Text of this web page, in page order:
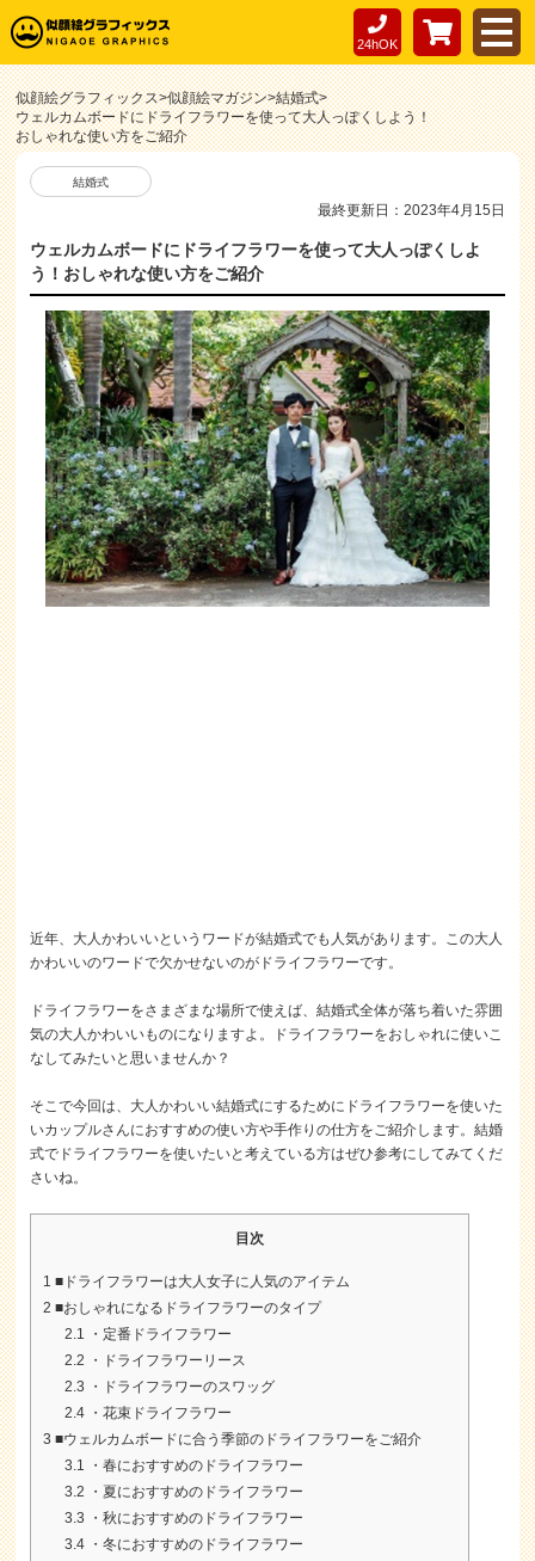
24hOK
似顔絵グラフィックス>似顔絵マガジン>結婚式>
ウェルカムボードにドライフラワーを使って大人っぽくしよう！
おしゃれな使い方をご紹介
結婚式
最終更新日：2023年4月15日
ウェルカムボードにドライフラワーを使って大人っぽくしよ
う！おしゃれな使い方をご紹介
近年、大人かわいいというワードが結婚式でも人気があります。この大人
かわいいのワードで欠かせないのがドライフラワーです。
ドライフラワーをさまざまな場所で使えば、結婚式全体が落ち着いた雰囲
気の大人かわいいものになりますよ。ドライフラワーをおしゃれに使いこ
なしてみたいと思いませんか？
そこで今回は、大人かわいい結婚式にするためにドライフラワーを使いた
いカップルさんにおすすめの使い方や手作りの仕方をご紹介します。結婚
式でドライフラワーを使いたいと考えている方はぜひ参考にしてみてくだ
さいね。
目次
1 ■ドライフラワーは大人女子に人気のアイテム
2 ■おしゃれになるドライフラワーのタイプ
2.1
・定番ドライフラワー
2.2
・ドライフラワーリース
2.3
・ドライフラワーのスワッグ
2.4 ・花束ドライフラワー
3 ■ウェルカムボードに合う季節のドライフラワーをご紹介
3.1
・春におすすめのドライフラワー
3.2
・夏におすすめのドライフラワー
3.3
・秋におすすめのドライフラワー
3.4 ・冬におすすめのドライフラワー